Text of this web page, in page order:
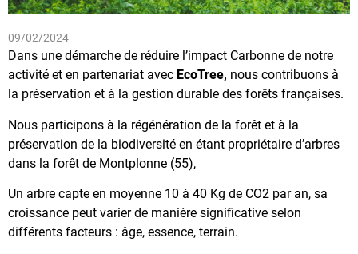
09/02/2024
Dans une démarche de réduire l’impact Carbonne de notre
activité et en partenariat avec EcoTree, nous contribuons à
la préservation et à la gestion durable des forêts françaises.
Nous participons à la régénération de la forêt et à la
préservation de la biodiversité en étant propriétaire d’arbres
dans la forêt de Montplonne (55),
Un arbre capte en moyenne 10 à 40 Kg de CO2 par an, sa
croissance peut varier de manière significative selon
différents facteurs : âge, essence, terrain.